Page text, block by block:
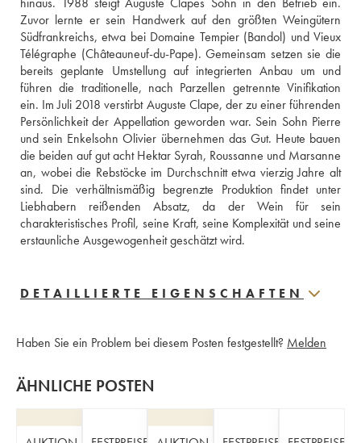
Zuvor lernte er sein Handwerk auf den größten Weingütern
Südfrankreichs, etwa bei Domaine Tempier (Bandol) und Vieux
Télégraphe (Châteauneuf-du-Pape). Gemeinsam setzen sie die
bereits geplante Umstellung auf integrierten Anbau um und
führen die traditionelle, nach Parzellen getrennte Vinifikation
ein. Im Juli 2018 verstirbt Auguste Clape, der zu einer führenden
Persönlichkeit der Appellation geworden war. Sein Sohn Pierre
und sein Enkelsohn Olivier übernehmen das Gut. Heute bauen
die beiden auf gut acht Hektar Syrah, Roussanne und Marsanne
an, wobei die Rebstöcke im Durchschnitt etwa vierzig Jahre alt
sind. Die verhältnismäßig begrenzte Produktion findet unter
Liebhabern reißenden Absatz, da der Wein für sein
charakteristisches Profil, seine Kraft, seine Komplexität und seine
erstaunliche Ausgewogenheit geschätzt wird.
DETAILLIERTE EIGENSCHAFTEN
Haben Sie ein Problem bei diesem Posten festgestellt? Melden
ÄHNLICHE POSTEN